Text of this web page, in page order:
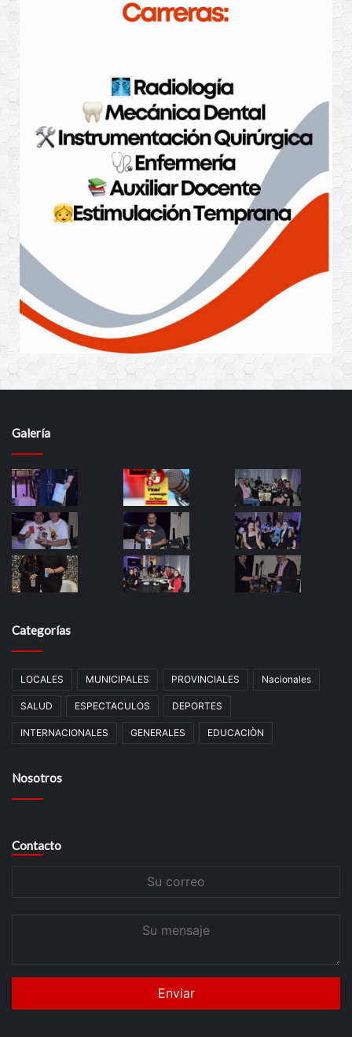
Galería
Categorías
LOCALES MUNICIPALES PROVINCIALES Nacionales
SALUD ESPECTACULOS DEPORTES
INTERNACIONALES GENERALES EDUCACIÒN
Nosotros
Contacto